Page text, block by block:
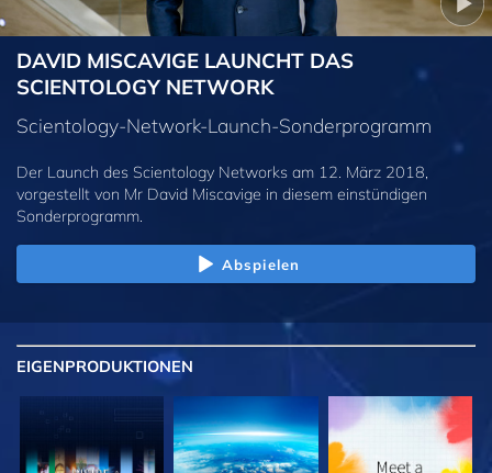
DAVID MISCAVIGE LAUNCHT DAS
SCIENTOLOGY NETWORK
Scientology-Network-Launch-Sonderprogramm
Der Launch des Scientology Networks am 12. März 2018,
vorgestellt von Mr David Miscavige in diesem einstündigen
Sonderprogramm.
Abspielen
EIGENPRODUKTIONEN